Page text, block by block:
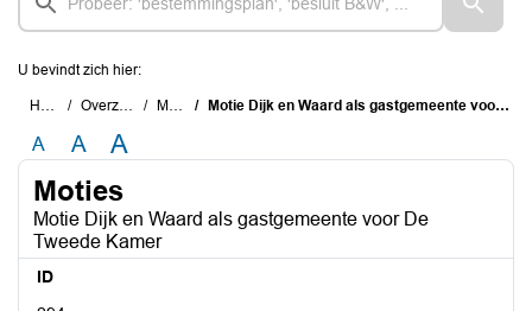
U bevindt zich hier:
Home Overzichten Moties Motie Dijk en Waard als gastgemeente voor De Tweede Kamer
A A A
Moties
Motie Dijk en Waard als gastgemeente voor De
Tweede Kamer
ID